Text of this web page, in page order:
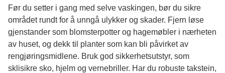
Før du setter i gang med selve vaskingen, bør du sikre
området rundt for å unngå ulykker og skader. Fjern løse
gjenstander som blomsterpotter og hagemøbler i nærheten
av huset, og dekk til planter som kan bli påvirket av
rengjøringsmidlene. Bruk god sikkerhetsutstyr, som
sklisikre sko, hjelm og vernebriller. Har du robuste takstein,